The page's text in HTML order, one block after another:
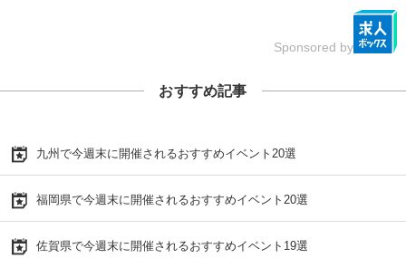
Sponsored by
おすすめ記事
九州で今週末に開催されるおすすめイベント20選
福岡県で今週末に開催されるおすすめイベント20選
佐賀県で今週末に開催されるおすすめイベント19選